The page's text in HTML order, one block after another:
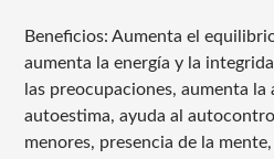
Beneficios: Aumenta el
aumenta la energía y la
las preocupaciones, aumenta
autoestima, ayuda al
menores, presencia de la